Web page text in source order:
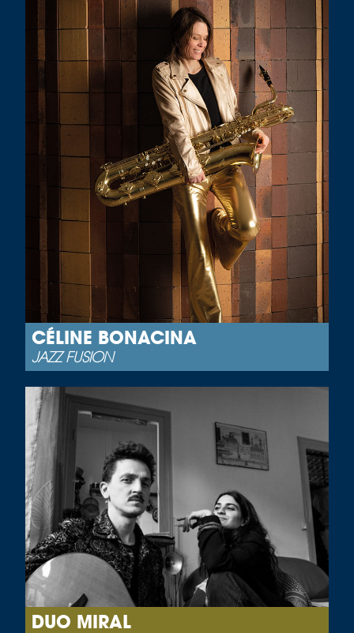
National de Jazz — nouvelle direction et
nouvelle jeunesse au passage du cap des
40 ans — nous fait l’honneur de nous
confier sa diffusion.
Bref notre cœur balance fort !
CÉLINE BONACINA
JAZZ FUSION
DUO MIRAL